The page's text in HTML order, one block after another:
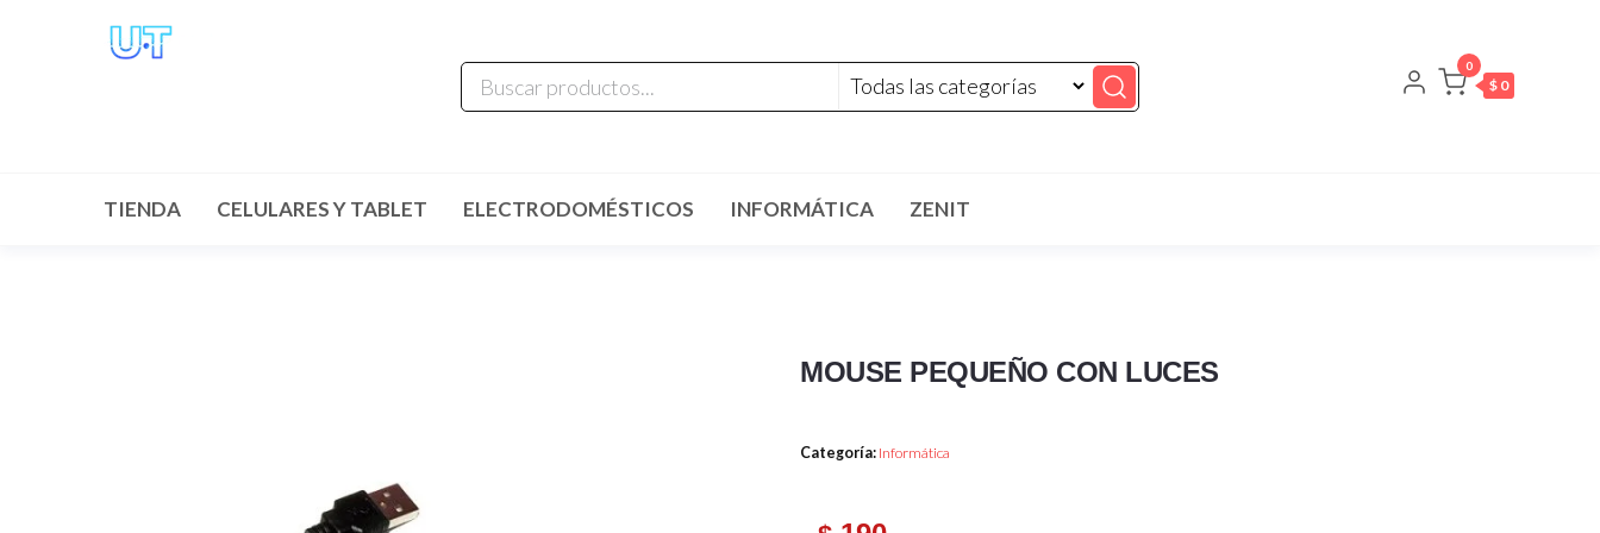
0
$ 0
TIENDA CELULARES Y TABLET ELECTRODOMÉSTICOS INFORMÁTICA ZENIT
MOUSE PEQUEÑO CON LUCES
Categoría: Informática